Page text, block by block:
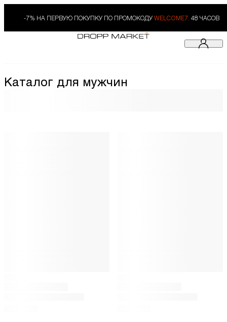
-7% НА ПЕРВУЮ ПОКУПКУ ПО ПРОМОКОДУ WELCOME7. 48 ЧАСОВ
Каталог для мужчин